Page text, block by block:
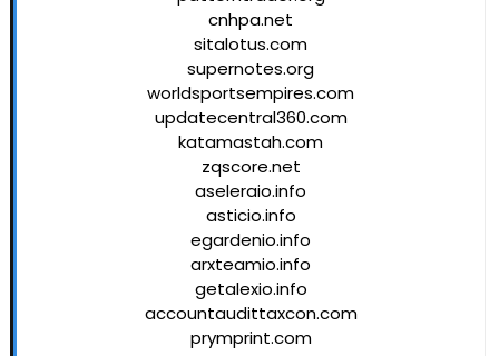
cnhpa.net
sitalotus.com
supernotes.org
worldsportsempires.com
updatecentral360.com
katamastah.com
zqscore.net
aseleraio.info
asticio.info
egardenio.info
arxteamio.info
getalexio.info
accountaudittaxcon.com
prymprint.com